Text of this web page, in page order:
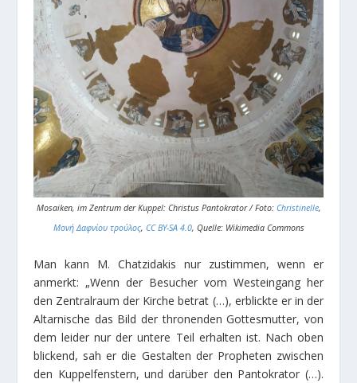
Mosaiken, im Zentrum der Kuppel: Christus Pantokrator / Foto: Christinelle,
Μονή Δαφνίου τρούλος, CC BY-SA 4.0, Quelle: Wikimedia Commons
Man kann M. Chatzidakis nur zustimmen, wenn er
anmerkt: „Wenn der Besucher vom Westeingang her
den Zentralraum der Kirche betrat (…), erblickte er in der
Altarnische das Bild der thronenden Gottesmutter, von
dem leider nur der untere Teil erhalten ist. Nach oben
blickend, sah er die Gestalten der Propheten zwischen
den Kuppelfenstern, und darüber den Pantokrator (…).